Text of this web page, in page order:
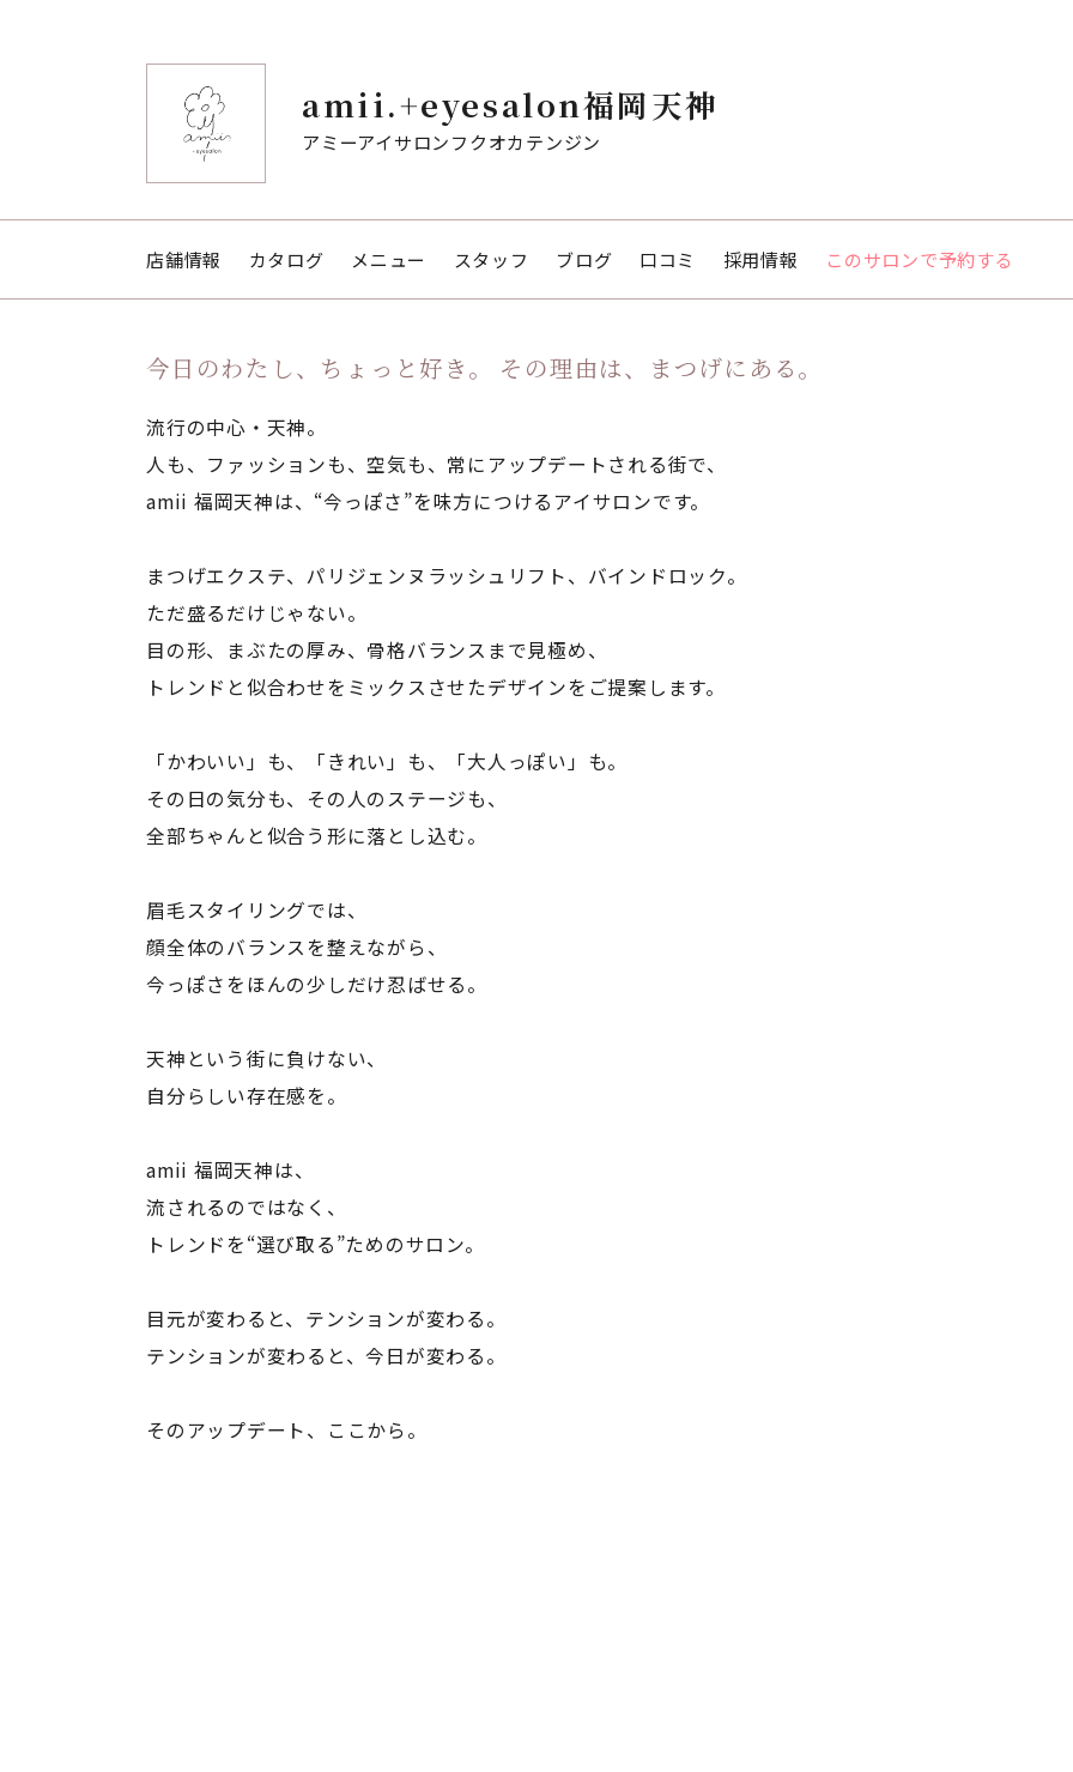
amii.+eyesalon福岡天神
アミーアイサロンフクオカテンジン
店舗情報 カタログ メニュー スタッフ ブログ 口コミ 採用情報 このサロンで予約する
今日のわたし、ちょっと好き。 その理由は、まつげにある。
流行の中心・天神。
人も、ファッションも、空気も、常にアップデートされる街で、
amii 福岡天神は、“今っぽさ”を味方につけるアイサロンです。
まつげエクステ、パリジェンヌラッシュリフト、バインドロック。
ただ盛るだけじゃない。
目の形、まぶたの厚み、骨格バランスまで見極め、
トレンドと似合わせをミックスさせたデザインをご提案します。
「かわいい」も、「きれい」も、「大人っぽい」も。
その日の気分も、その人のステージも、
全部ちゃんと似合う形に落とし込む。
眉毛スタイリングでは、
顔全体のバランスを整えながら、
今っぽさをほんの少しだけ忍ばせる。
天神という街に負けない、
自分らしい存在感を。
amii 福岡天神は、
流されるのではなく、
トレンドを“選び取る”ためのサロン。
目元が変わると、テンションが変わる。
テンションが変わると、今日が変わる。
そのアップデート、ここから。